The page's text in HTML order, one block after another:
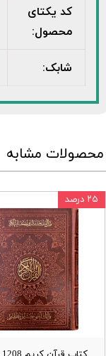
کد یکتای
محصول:
شابک:
محصولات مشابه
۲۵ درصد